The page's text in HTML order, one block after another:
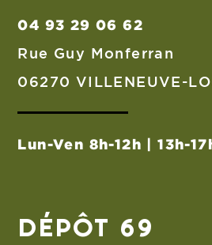
04 93 29 06 62
Rue Guy Monferran
06270 VILLENEUVE-
Lun-Ven 8h-12h | 13h-
DÉPÔT 69